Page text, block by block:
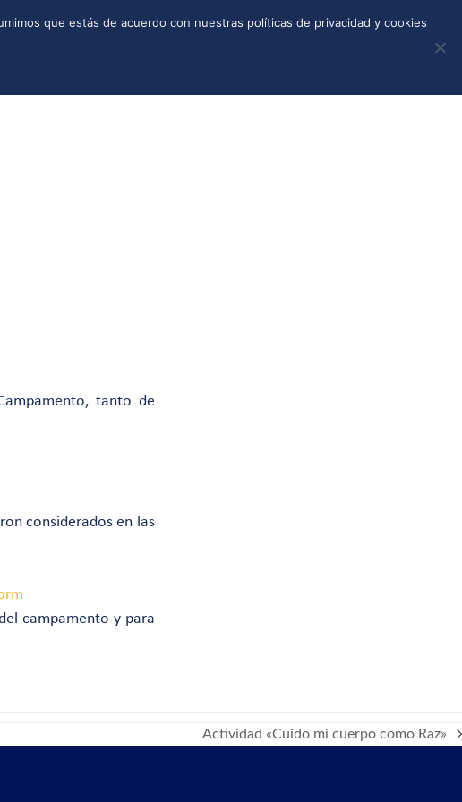
TIENDA CALLEJONES DONAR
tanto de
considerados en las
campamento y para
next
Actividad «Cuido mi cuerpo como Raz»
que estás de acuerdo con nuestras políticas de privacidad y cookies